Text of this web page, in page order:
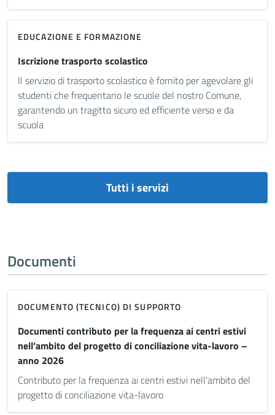
EDUCAZIONE E FORMAZIONE
Iscrizione trasporto scolastico
Il servizio di trasporto scolastico è fornito per agevolare gli
studenti che frequentano le scuole del nostro Comune,
garantendo un tragitto sicuro ed efficiente verso e da
scuola
Tutti i servizi
Documenti
DOCUMENTO (TECNICO) DI SUPPORTO
Documenti contributo per la frequenza ai centri estivi
nell’ambito del progetto di conciliazione vita-lavoro –
anno 2026
Contributo per la frequenza ai centri estivi nell'ambito del
progetto di conciliazione vita-lavoro